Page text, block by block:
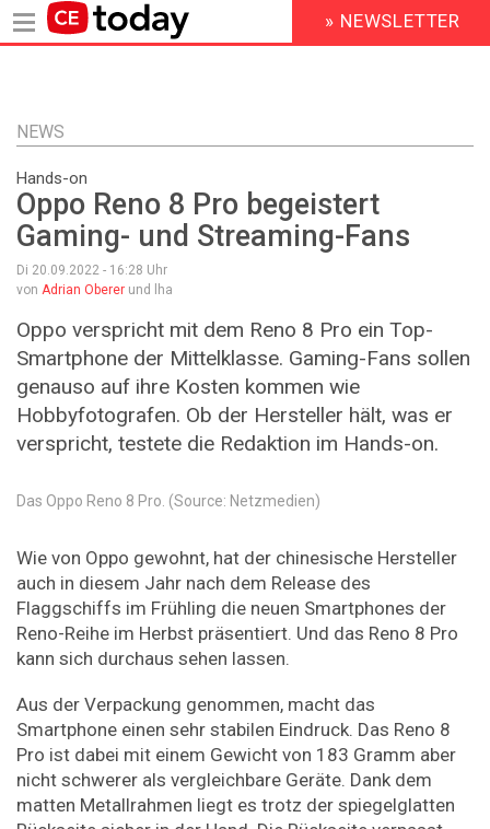
Inhalt
HEADER
MENU
» NEWSLETTER
NEWS
Hands-on
Oppo Reno 8 Pro begeistert
Gaming- und Streaming-Fans
Di 20.09.2022 - 16:28 Uhr
von Adrian Oberer und lha
Oppo verspricht mit dem Reno 8 Pro ein Top-
Smartphone der Mittelklasse. Gaming-Fans sollen
genauso auf ihre Kosten kommen wie
Hobbyfotografen. Ob der Hersteller hält, was er
verspricht, testete die Redaktion im Hands-on.
Das Oppo Reno 8 Pro. (Source: Netzmedien)
Wie von Oppo gewohnt, hat der chinesische Hersteller
auch in diesem Jahr nach dem Release des
Flaggschiffs im Frühling die neuen Smartphones der
Reno-Reihe im Herbst präsentiert. Und das Reno 8 Pro
kann sich durchaus sehen lassen.
Aus der Verpackung genommen, macht das
Smartphone einen sehr stabilen Eindruck. Das Reno 8
Pro ist dabei mit einem Gewicht von 183 Gramm aber
nicht schwerer als vergleichbare Geräte. Dank dem
matten Metallrahmen liegt es trotz der spiegelglatten